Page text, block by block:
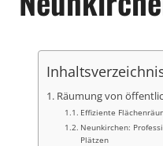
Räumung von
Effiziente
Neunkirchen:
Plätzen